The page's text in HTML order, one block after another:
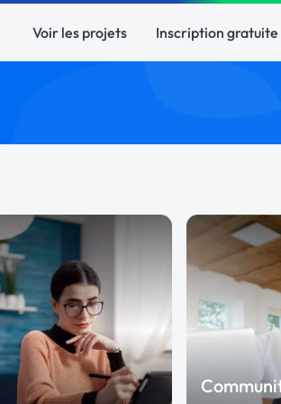
Voir les projets Inscription gratuite